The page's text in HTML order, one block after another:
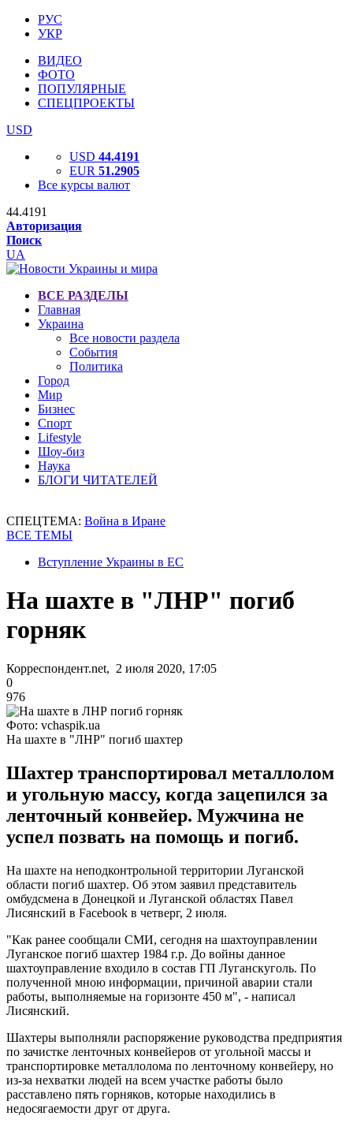
РУС
УКР
ВИДЕО
ФОТО
ПОПУЛЯРНЫЕ
СПЕЦПРОЕКТЫ
USD
USD 44.4191
EUR 51.2905
Все курсы валют
44.4191
Авторизация
Поиск
UA
ВСЕ РАЗДЕЛЫ
Главная
Украина
Все новости раздела
События
Политика
Город
Мир
Бизнес
Спорт
Lifestyle
Шоу-биз
Наука
БЛОГИ ЧИТАТЕЛЕЙ
СПЕЦТЕМА: Война в Иране
ВСЕ ТЕМЫ
Вступление Украины в ЕС
На шахте в "ЛНР" погиб
горняк
Корреспондент.net, 2 июля 2020, 17:05
0
976
Фото: vchaspik.ua
На шахте в "ЛНР" погиб шахтер
Шахтер транспортировал металлолом
и угольную массу, когда зацепился за
ленточный конвейер. Мужчина не
успел позвать на помощь и погиб.
На шахте на неподконтрольной территории Луганской
области погиб шахтер. Об этом заявил представитель
омбудсмена в Донецкой и Луганской областях Павел
Лисянский в Facebook в четверг, 2 июля.
"Как ранее сообщали СМИ, сегодня на шахтоуправлении
Луганское погиб шахтер 1984 г.р. До войны данное
шахтоуправление входило в состав ГП Луганскуголь. По
полученной мною информации, причиной аварии стали
работы, выполняемые на горизонте 450 м", - написал
Лисянский.
Шахтеры выполняли распоряжение руководства предприятия
по зачистке ленточных конвейеров от угольной массы и
транспортировке металлолома по ленточному конвейеру, но
из-за нехватки людей на всем участке работы было
расставлено пять горняков, которые находились в
недосягаемости друг от друга.